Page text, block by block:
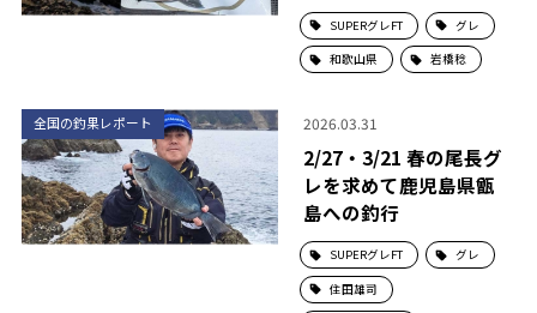
SUPERグレFT グレ
和歌山県 岩橋稔
全国の釣果レポート 2026.03.31
2/27・3/21 春の尾長グ
レを求めて鹿児島県甑
島への釣行
SUPERグレFT グレ
住田雄司